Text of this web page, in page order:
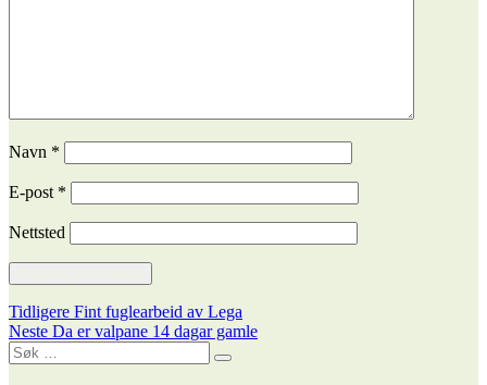
Navn *
E-post *
Nettsted
Innleggsnavigasjon
Tidligere Forrige
innlegg:
Fint fuglearbeid av Lega
Neste Neste
Da er valpane 14 dagar gamle
Søk
etter:
Søk